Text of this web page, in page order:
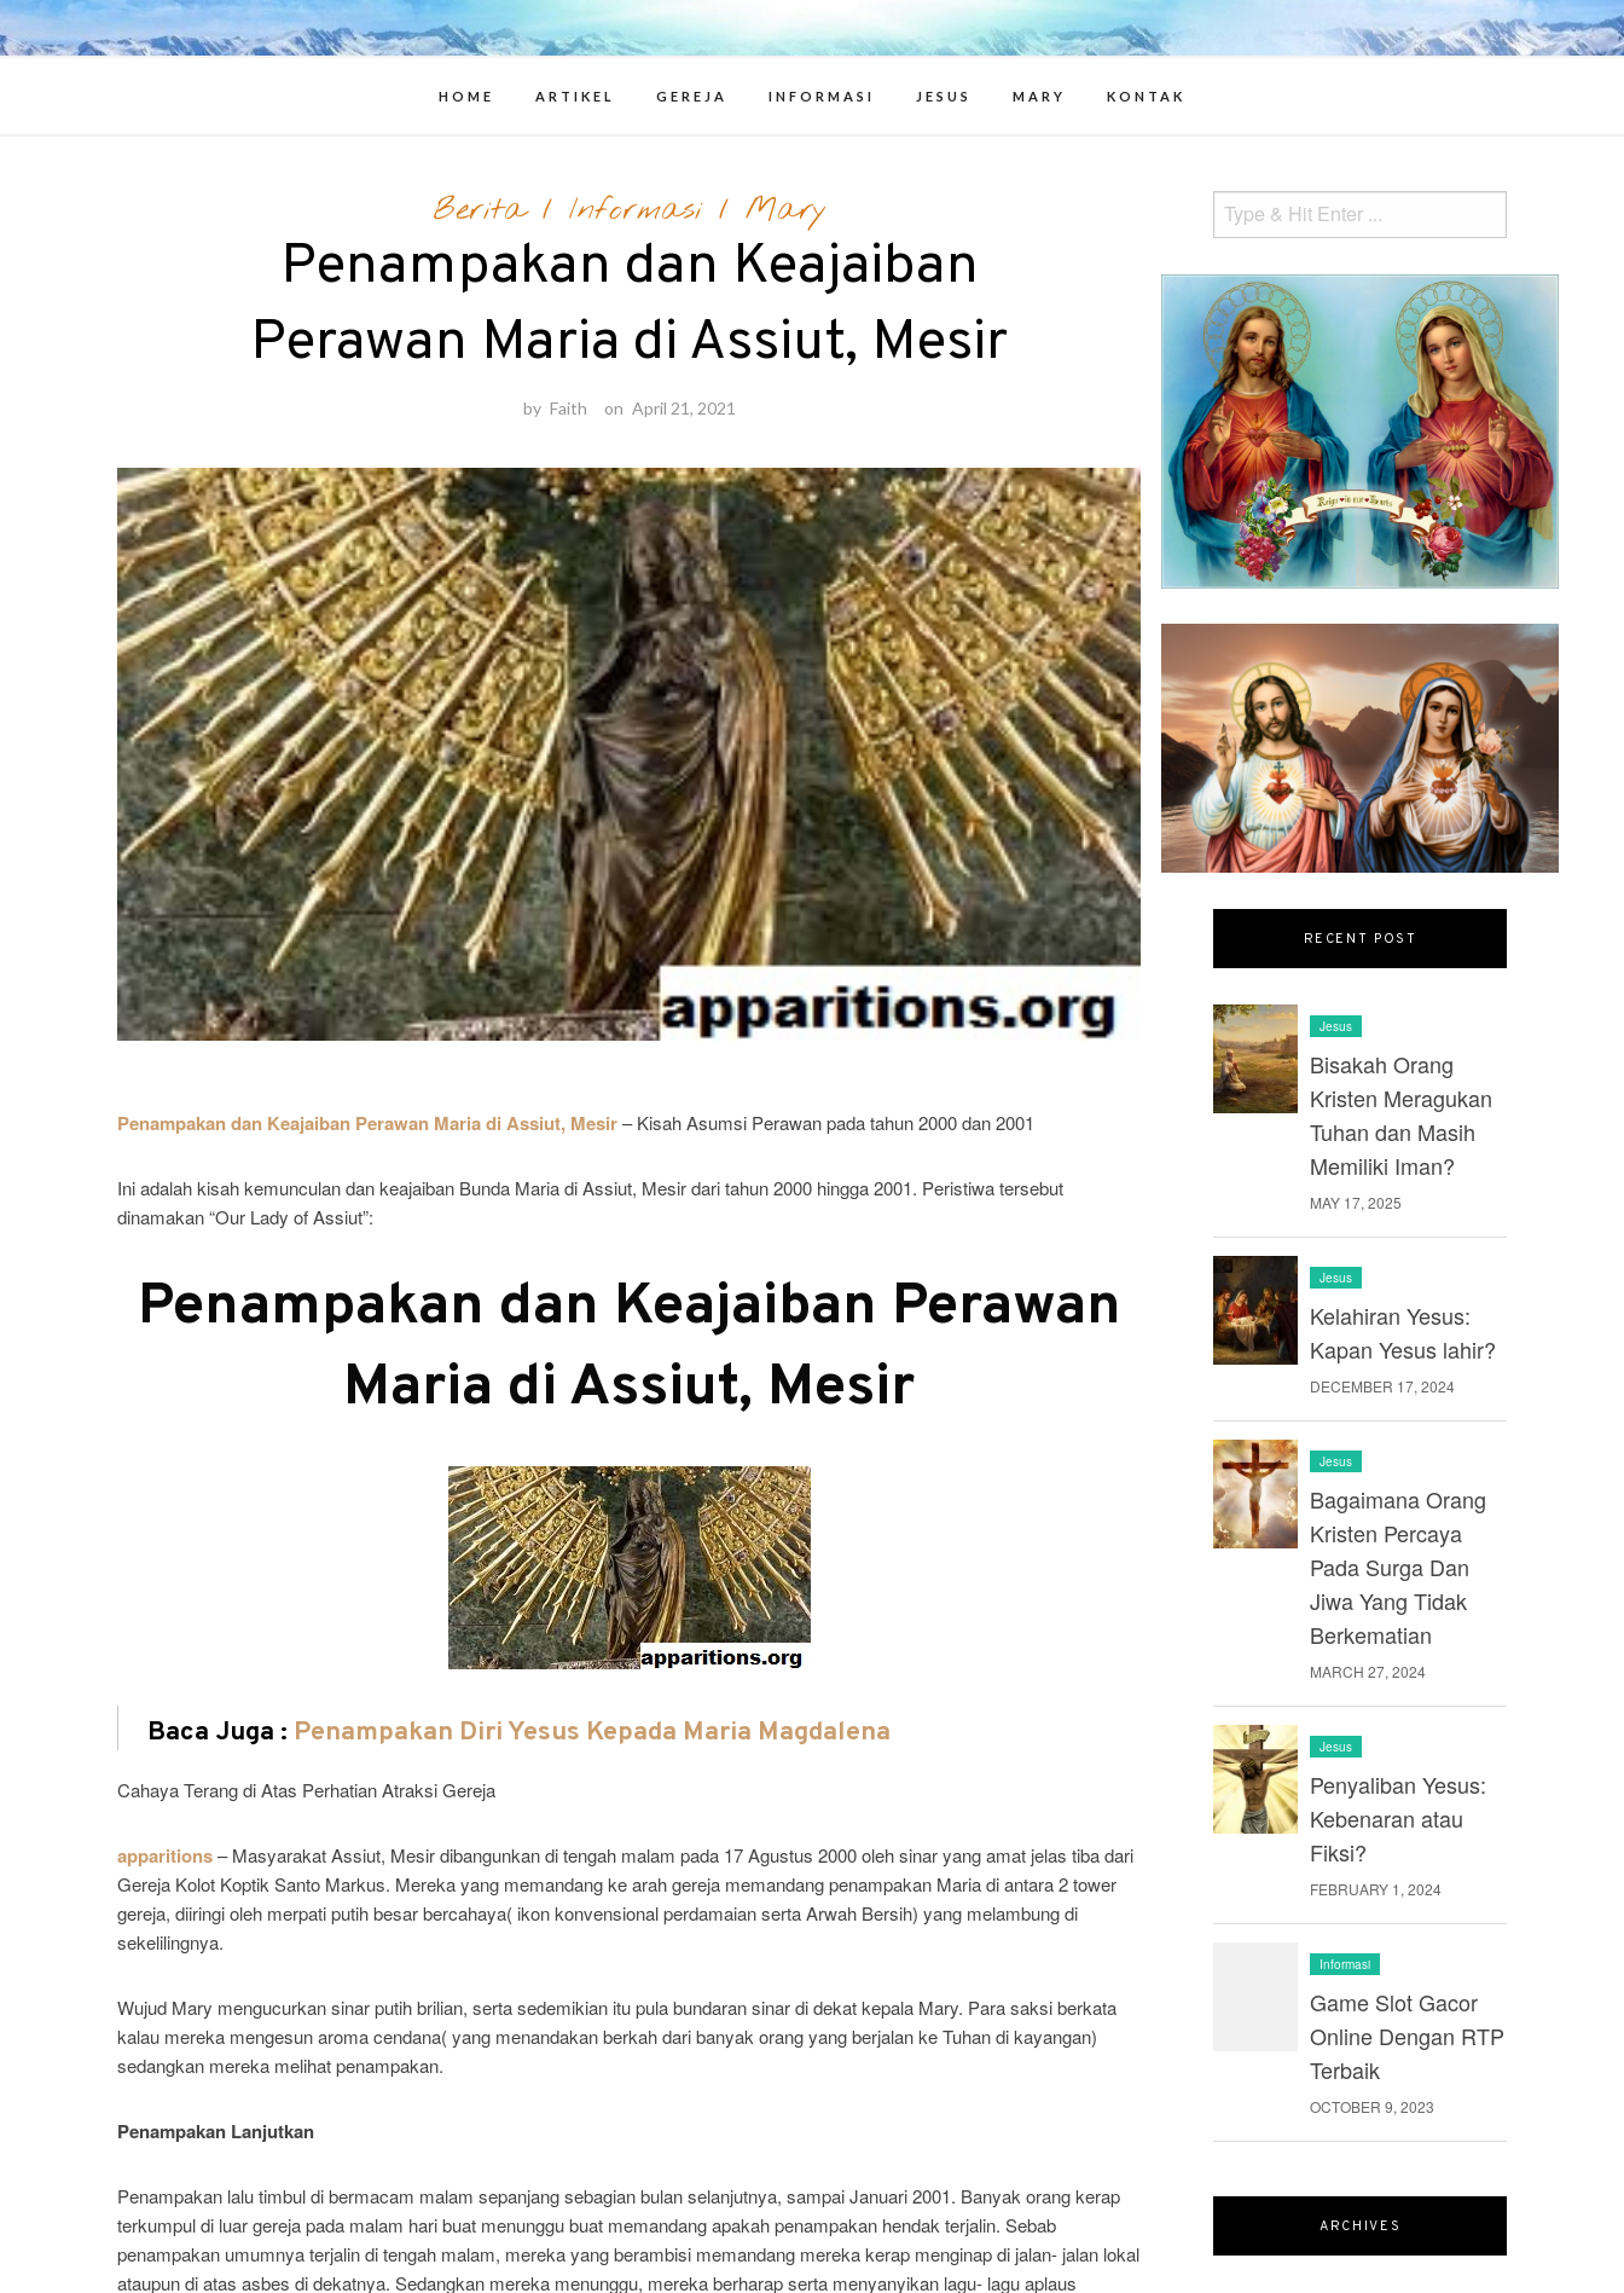
Apparitions of Jesuapparitions – berita informasi Apparitions of Jesus and
Marys and Mary
HOME ARTIKEL GEREJA INFORMASI JESUS MARY KONTAK
Berita/ Informasi/ Mary
Penampakan dan Keajaiban
Perawan Maria di Assiut, Mesir
by Faith on April 21, 2021
Penampakan dan Keajaiban Perawan Maria di Assiut, Mesir– Kisah Asumsi Perawan pada tahun 2000 dan 2001
Ini adalah kisah kemunculan dan keajaiban Bunda Maria di Assiut, Mesir dari tahun 2000 hingga 2001. Peristiwa tersebut
dinamakan “Our Lady of Assiut”:
Penampakan dan Keajaiban Perawan
Maria di Assiut, Mesir
Baca Juga : Penampakan Diri Yesus Kepada Maria Magdalena
Cahaya Terang di Atas Perhatian Atraksi Gereja
apparitions– Masyarakat Assiut, Mesir dibangunkan di tengah malam pada 17 Agustus 2000 oleh sinar yang amat jelas tiba dari
Gereja Kolot Koptik Santo Markus. Mereka yang memandang ke arah gereja memandang penampakan Maria di antara 2 tower
gereja, diiringi oleh merpati putih besar bercahaya( ikon konvensional perdamaian serta Arwah Bersih) yang melambung di
sekelilingnya.
Wujud Mary mengucurkan sinar putih brilian, serta sedemikian itu pula bundaran sinar di dekat kepala Mary. Para saksi berkata
kalau mereka mengesun aroma cendana( yang menandakan berkah dari banyak orang yang berjalan ke Tuhan di kayangan)
sedangkan mereka melihat penampakan.
Penampakan Lanjutkan
Penampakan lalu timbul di bermacam malam sepanjang sebagian bulan selanjutnya, sampai Januari 2001. Banyak orang kerap
terkumpul di luar gereja pada malam hari buat menunggu buat memandang apakah penampakan hendak terjalin. Sebab
penampakan umumnya terjalin di tengah malam, mereka yang berambisi memandang mereka kerap menginap di jalan- jalan lokal
ataupun di atas asbes di dekatnya. Sedangkan mereka menunggu, mereka berharap serta menyanyikan lagu- lagu aplaus
RECENT POST
Jesus
Bisakah Orang
Kristen Meragukan
Tuhan dan Masih
Memiliki Iman?
MAY 17, 2025
Jesus
Kelahiran Yesus:
Kapan Yesus lahir?
DECEMBER 17, 2024
Jesus
Bagaimana Orang
Kristen Percaya
Pada Surga Dan
Jiwa Yang Tidak
Berkematian
MARCH 27, 2024
Jesus
Penyaliban Yesus:
Kebenaran atau
Fiksi?
FEBRUARY 1, 2024
Informasi
Game Slot Gacor
Online Dengan RTP
Terbaik
OCTOBER 9, 2023
ARCHIVES